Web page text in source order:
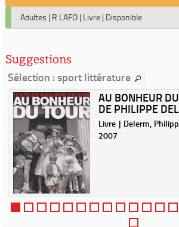
Adultes | R LAFO | Livre | Disponible
Suggestions
Sélection : sport littérature
AU BONHEUR
DE PHILIPPE
Livre | Delerm,
2007